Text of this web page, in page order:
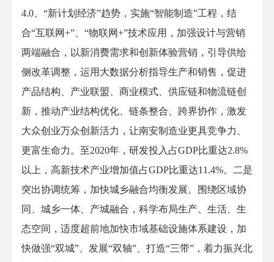
4.0、“新计划经济”趋势，实施“智能制造”工程，结
合“互联网+”、“物联网+”技术应用，加强设计与营销
两端融合，以新消费需求和创新体验营销，引导供给
侧改革调整，运用大数据分析指导生产和销售，促进
产品结构、产业联盟、商业模式、供应链和物流链创
新，推动产业结构优化、链条整合、跨界协作，激发
大众创业万众创新活力，让南安制造业更具竞争力、
更富生命力。至2020年，研发投入占GDP比重达2.8%
以上，高新技术产业增加值占GDP比重达11.4%。二是
突出协调统筹，加快城乡融合均衡发展。围绕区域协
同、城乡一体、产城融合，科学布局生产、生活、生
态空间，适度超前地加快市域基础设施体系建设，加
快做强“双城”、发展“双轴”、打造“三带”，着力振兴北